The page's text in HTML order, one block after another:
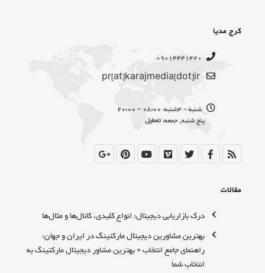
کرج مدیا
09014441420
pr[at]karajmedia[dot]ir
شنبه - 4شنبه:
08:00 - 20:00
پنج شنبه, جمعه:تعطیل
مقالات
درک بازاریابی دیجیتال: انواع کلیدی، کانال‌ها و مثال‌ها
بهترین مشاورین دیجیتال مارکتینگ در ایران و جهان:
راهنمای جامع انتخاب + بهترین مشاور دیجیتال مارکتینگ به
انتخاب شما